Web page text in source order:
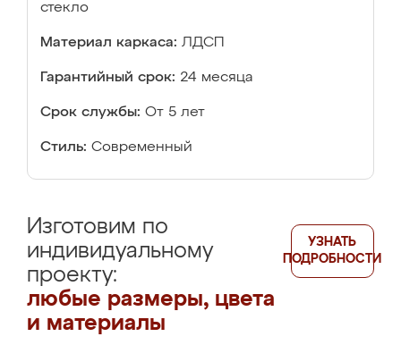
стекло
Материал каркаса: ЛДСП
Гарантийный срок: 24 месяца
Срок службы: От 5 лет
Стиль: Современный
Изготовим по
индивидуальному
проекту:
любые размеры, цвета
и материалы
УЗНАТЬ
ПОДРОБНОСТИ